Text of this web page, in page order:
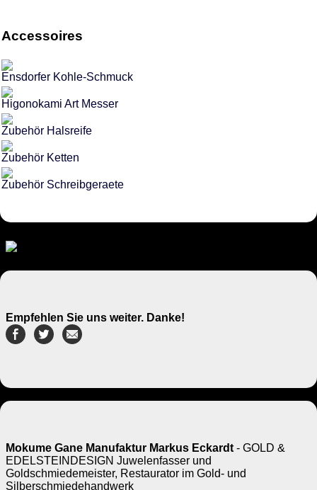
Accessoires
Ensdorfer Kohle-Schmuck
Higonokami Art Messer
Zubehör Halsreife
Zubehör Ketten
Zubehör Schreibgeraete
Empfehlen Sie uns weiter. Danke!
Mokume Gane Manufaktur Markus Eckardt - GOLD &
EDELSTEINDESIGN Juwelenfasser und
Goldschmiedemeister, Restaurator im Gold- und
Silberschmiedehandwerk